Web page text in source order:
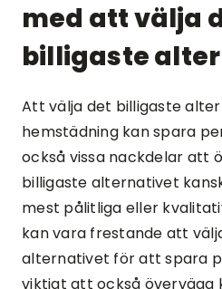
med att välja
billigaste
Att välja det billigaste
hemstädning kan spara
också vissa nackdelar att
billigaste alternativet
mest pålitliga eller
kan vara frestande att
alternativet för att spara
viktigt att också överväga